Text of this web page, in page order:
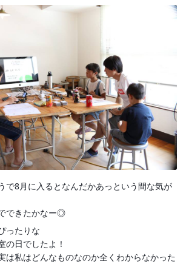
で8月に入るとなんだかあっという間な気が
できたかなー◎
ったりな
の日でしたよ！
は私はどんなものなのか全くわからなかった